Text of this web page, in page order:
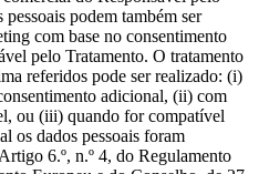
podem também ser
com base no consentimento
pelo Tratamento. O tratamento
referidos pode ser realizado: (i)
adicional, (ii) com
ou (iii) quando for compatível
os dados pessoais foram
6.º, n.º 4, do Regulamento